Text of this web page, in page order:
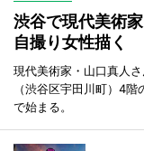
渋谷で現代美術
自撮り女性描く
現代美術家・山口真人
（渋谷区宇田川町）4
で始まる。